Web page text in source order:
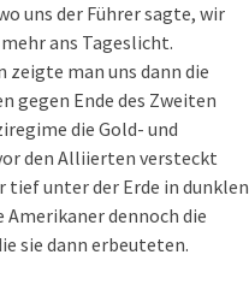
uns der Führer sagte, wir
ans Tageslicht.
man uns dann die
gegen Ende des Zweiten
die Gold- und
den Alliierten versteckt
unter der Erde in dunklen
Amerikaner dennoch die
sie dann erbeuteten.